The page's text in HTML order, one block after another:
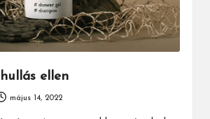
ellen
május 14, 2022